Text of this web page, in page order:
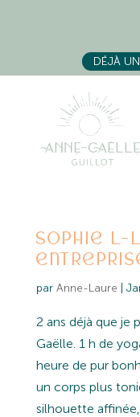
DÉJÀ
Sophie L-
entreprise
par Anne-Laure
2 ans déjà que je
Gaëlle. 1 h de
heure de pur
un corps plus
silhouette